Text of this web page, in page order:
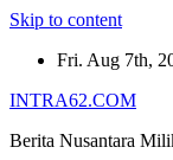
Skip to content
Fri. Aug 7th,
INTRA62.COM
Berita Nusantara